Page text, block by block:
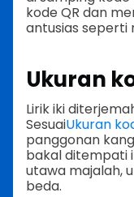
kode QR dan
antusias seperti
Ukuran
Lirik iki
SesuaiUkuran
panggonan
bakal ditempati
utawa majalah,
beda.